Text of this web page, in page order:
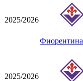
2025/2026
Фиорентина
2025/2026